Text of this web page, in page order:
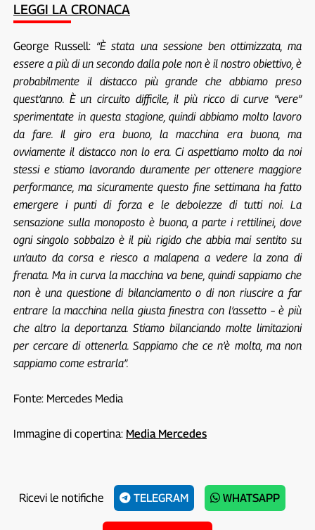
LEGGI LA CRONACA
George Russell: “È stata una sessione ben ottimizzata, ma
essere a più di un secondo dalla pole non è il nostro obiettivo, è
probabilmente il distacco più grande che abbiamo preso
quest’anno. È un circuito difficile, il più ricco di curve “vere”
sperimentate in questa stagione, quindi abbiamo molto lavoro
da fare. Il giro era buono, la macchina era buona, ma
ovviamente il distacco non lo era. Ci aspettiamo molto da noi
stessi e stiamo lavorando duramente per ottenere maggiore
performance, ma sicuramente questo fine settimana ha fatto
emergere i punti di forza e le debolezze di tutti noi. La
sensazione sulla monoposto è buona, a parte i rettilinei, dove
ogni singolo sobbalzo è il più rigido che abbia mai sentito su
un’auto da corsa e riesco a malapena a vedere la zona di
frenata. Ma in curva la macchina va bene, quindi sappiamo che
non è una questione di bilanciamento o di non riuscire a far
entrare la macchina nella giusta finestra con l’assetto – è più
che altro la deportanza. Stiamo bilanciando molte limitazioni
per cercare di ottenerla. Sappiamo che ce n’è molta, ma non
sappiamo come estrarla”.
Fonte: Mercedes Media
Immagine di copertina: Media Mercedes
Ricevi le notifiche TELEGRAM WHATSAPP